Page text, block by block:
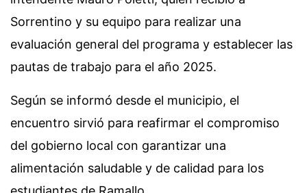
Sorrentino y su equipo para realizar una
evaluación general del programa y establecer las
pautas de trabajo para el año 2025.
Según se informó desde el municipio, el
encuentro sirvió para reafirmar el compromiso
del gobierno local con garantizar una
alimentación saludable y de calidad para los